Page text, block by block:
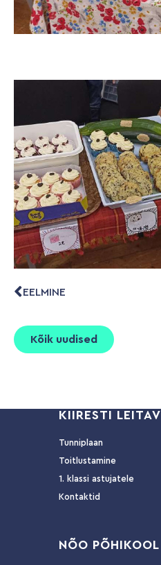
EELMINE
Kõik uudised
KIIRESTI LEITAV
Tunniplaan
Toitlustamine
1. klassi astujatele
Kontaktid
NÕO PÕHIKOOL